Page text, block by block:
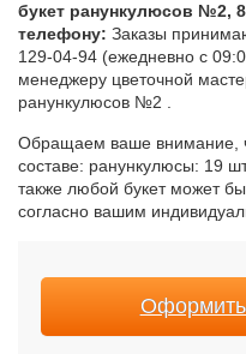
букет ранункулюсов №2,
телефону: Заказы
129-04-94 (ежедневно с
менеджеру цветочной
ранункулюсов №2 .
Обращаем ваше внимание,
составе: ранункулюсы: 19
также любой букет может
согласно вашим
Оформить